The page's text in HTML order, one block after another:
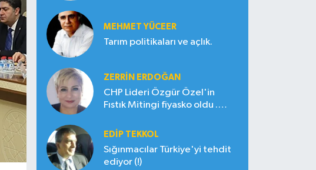
MEHMET YÜCEER
Tarım politikaları ve açlık.
ZERRIN ERDOĞAN
CHP Lideri Özgür Özel'in
Fıstık Mitingi fiyasko oldu .
EDIP TEKKOL
Sığınmacılar Türkiye'yi tehdit
ediyor (!)